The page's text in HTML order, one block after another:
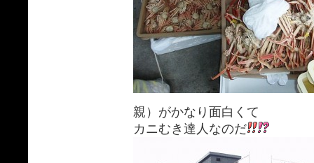
親）がかなり面白くて
カニむき達人なのだ